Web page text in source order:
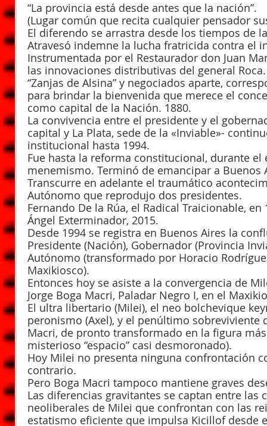
“La provincia está desde antes que la nación”.
(Lugar común que recita cualquier pensador
El diferendo se arrastra desde los tiempos de la
Atravesó indemne la lucha fratricida contra el
Instrumentada por el Restaurador don Juan
las innovaciones distributivas del general Roca.
“Zanjas de Alsina” y negociados aparte,
para brindar la bienvenida que merece el
como capital de la Nación. 1880.
La convivencia entre el presidente y el
capital y La Plata, sede de la «Inviable»-
institucional hasta 1994.
Fue hasta la reforma constitucional, durante
menemismo. Terminó de emancipar a Buenos
Transcurre en adelante el traumático
Autónomo que reprodujo dos presidentes.
Fernando De la Rúa, el Radical Traicionable,
Ángel Exterminador, 2015.
Desde 1994 se registra en Buenos Aires la
Presidente (Nación), Gobernador (Provincia
Autónomo (transformado por Horacio
Maxikiosco).
Entonces hoy se asiste a la convergencia de
Jorge Boga Macri, Paladar Negro I, en el
El ultra libertario (Milei), el neo bolchevique
peronismo (Axel), y el penúltimo sobreviviente
Macri, de pronto transformado en la figura
misterioso “espacio” casi desmoronado).
Hoy Milei no presenta ninguna confrontación
contrario.
Pero Boga Macri tampoco mantiene graves
Las diferencias gravitantes se captan entre
neoliberales de Milei que confrontan con las
estatismo eficiente que impulsa Kicillof desde